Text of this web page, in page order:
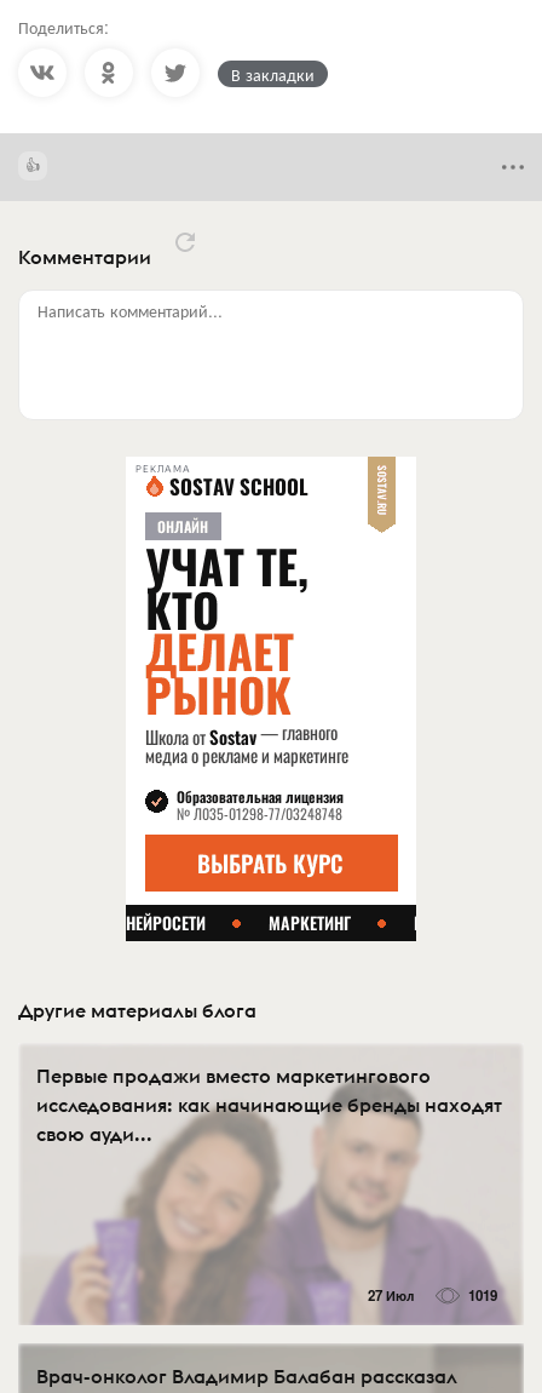
Поделиться:
В закладки
Комментарии
Написать комментарий...
РЕКЛАМА
Другие материалы блога
Первые продажи вместо маркетингового
исследования: как начинающие бренды находят
свою ауди...
27 Июл 1019
Врач-онколог Владимир Балабан рассказал